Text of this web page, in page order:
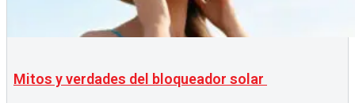
Mitos y verdades del bloqueador solar